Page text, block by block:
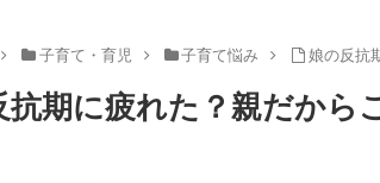
子育て・育児 子育て悩み 娘の反抗
抗期に疲れた？親だから